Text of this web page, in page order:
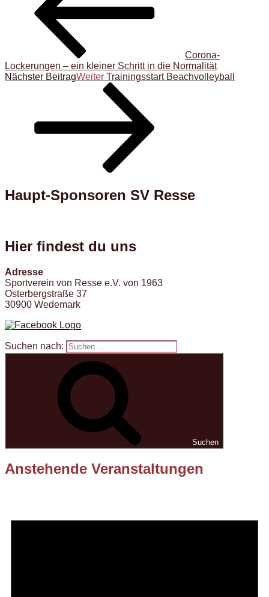
Corona-
Lockerungen – ein kleiner Schritt in die Normalität
Nächster BeitragWeiter Trainingsstart Beachvolleyball
Haupt-Sponsoren SV Resse
Hier findest du uns
Adresse
Sportverein von Resse e.V. von 1963
Osterbergstraße 37
30900 Wedemark
Suchen nach:
Suchen
Anstehende Veranstaltungen